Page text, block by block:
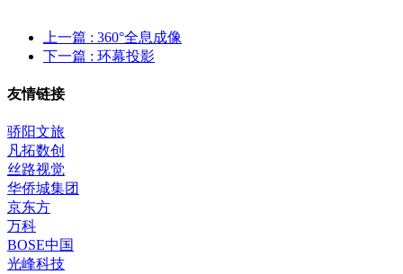
上一篇 : 360°全息成像
下一篇 : 环幕投影
友情链接
骄阳文旅
凡拓数创
丝路视觉
华侨城集团
京东方
万科
BOSE中国
光峰科技